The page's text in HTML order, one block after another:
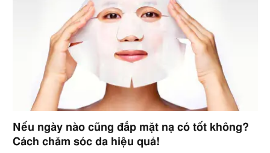
Nếu ngày nào cũng đắp mặt nạ có tốt không?
Cách chăm sóc da hiệu quả!